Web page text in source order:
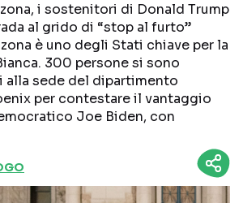
i sostenitori di Donald Trump
al grido di “stop al furto”
è uno degli Stati chiave per la
300 persone si sono
alla sede del dipartimento
per contestare il vantaggio
Joe Biden, con